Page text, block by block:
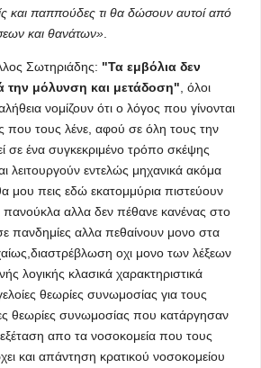
και παππούδες τι θα δώσουν αυτοί από
και θανάτων»
Σωτηριάδης: "Τα εμβόλια δεν
την μόλυνση και μετάδοση" , όλοι
νομίζουν ότι ο λόγος που γίνονται
που τους λένε, αφού σε όλη τους την
σε ένα συγκεκριμένο τρόπο σκέψης
λειτουργούν εντελώς μηχανικά ακόμα
μου πεις εδώ εκατομμύρια πιστεύουν
πανούκλα αλλα δεν πέθανε κανένας στο
πανδημίες αλλα πεθαίνουν μονο στα
οχι μονο των λέξεων
λογικής κλασικά χαρακτηριστικά
θεωρίες συνωμοσίας για τους
θεωρίες συνωμοσίας που κατάργησαν
εξέταση απο τα νοσοκομεία που τους
και απάντηση κρατικού νοσοκομείου